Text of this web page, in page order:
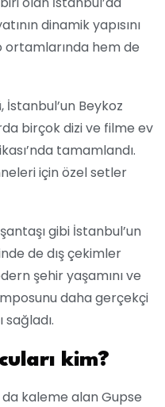
dinamik yapısını
hem de
Beykoz
birçok dizi ve filme ev
tamamlandı.
için özel setler
gibi İstanbul’un
de dış çekimler
şehir yaşamını ve
daha gerçekçi
sağladı.
kim?
kaleme alan Gupse